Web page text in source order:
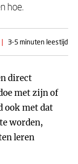
hoe.
| 3-5 minuten leestijd
direct
met zijn of
ook met dat
worden,
leren